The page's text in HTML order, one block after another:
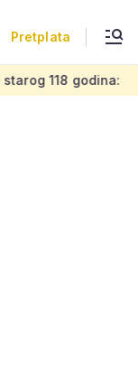
Pretplata
118 godina: Novi